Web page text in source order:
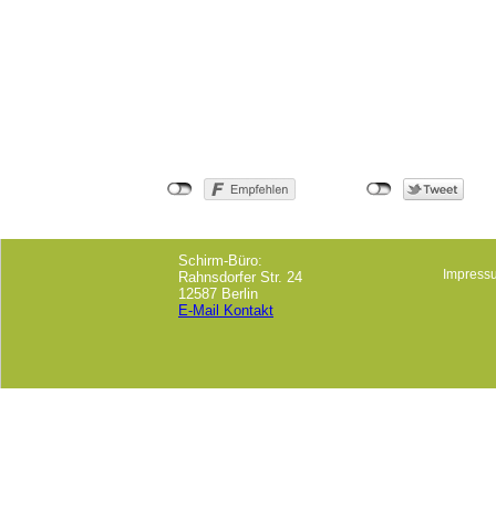
Schirm-Büro:
Rahnsdorfer Str. 24
12587 Berlin
E-Mail Kontakt